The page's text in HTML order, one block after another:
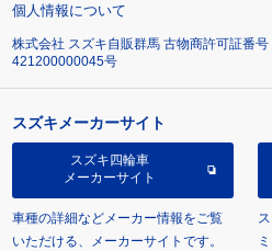
個人情報について
株式会社 スズキ自販群馬 古物商許可証番
421200000045号
スズキメーカーサイト
スズキ四輪車
メーカーサイト
車種の詳細などメーカー情報をご覧
いただける、メーカーサイトです。